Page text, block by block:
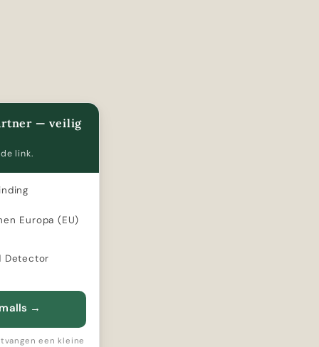
— veilig
link.
Europa (EU)
Detector
→
een kleine